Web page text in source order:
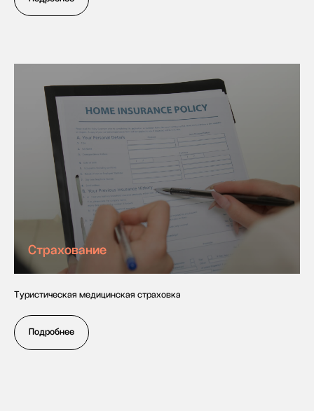
Страхование
Туристическая медицинская страховка
Подробнее
+33 769 337-208
Языки
Английский язык
Немецкий язык
Обучение
Высшее образование
Китайский язык
Испанский язык
Актуальные скидки и акции, эксклюзивные
лайфхаки, которые сделают овладение языком
проще, полезные советы и материалы, которые
ускорят обучение
Подписаться
Подпишитесь на рассылку школы
Labise, чтобы получить: